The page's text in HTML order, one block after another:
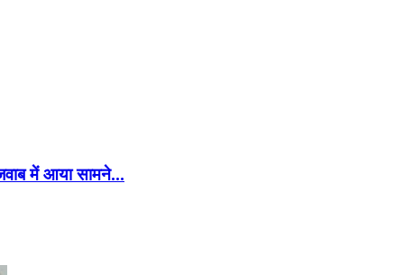
में आया सामने…